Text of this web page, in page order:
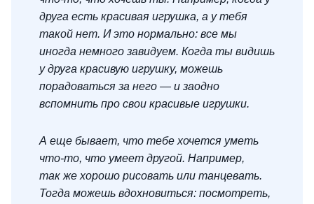
друга есть красивая игрушка, а у тебя
такой нет. И это нормально: все мы
иногда немного завидуем. Когда ты видишь
у друга красивую игрушку, можешь
порадоваться за него — и заодно
вспомнить про свои красивые игрушки.
А еще бывает, что тебе хочется уметь
что-то, что умеет другой. Например,
так же хорошо рисовать или танцевать.
Тогда можешь вдохновиться: посмотреть,